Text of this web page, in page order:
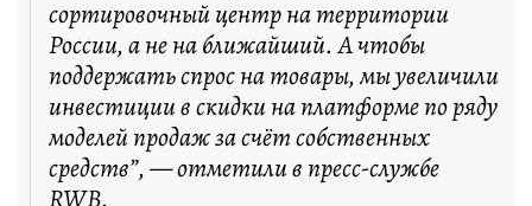
сортировочный центр на территории
России, а не на ближайший. А чтобы
поддержать спрос на товары, мы увеличили
инвестиции в скидки на платформе по ряду
моделей продаж за счёт собственных
средств”, — отметили в пресс-службе
RWB.